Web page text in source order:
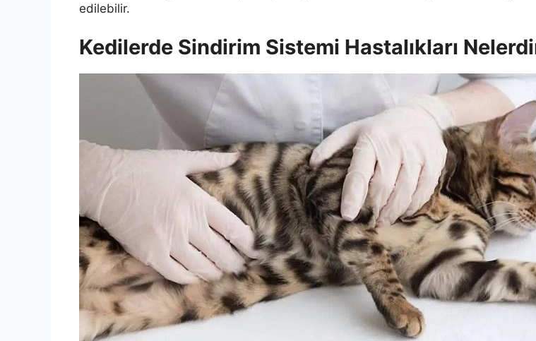
edilebilir.
Kedilerde Sindirim Sistemi Hastalıkları